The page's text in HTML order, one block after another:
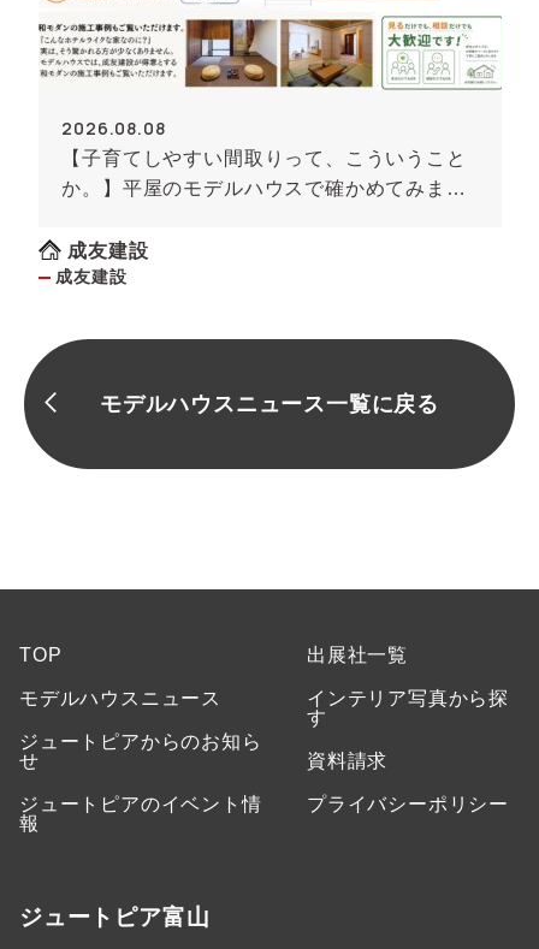
2026.08.08
【子育てしやすい間取りって、こういうこと
か。】平屋のモデルハウスで確かめてみませ
成友建設
成友建設
モデルハウスニュース一覧に戻る
TOP
モデルハウスニュース
ジュートピアからのお知ら
せ
ジュートピアのイベント情
報
出展社一覧
インテリア写真から探
す
資料請求
プライバシーポリシー
ジュートピア富山